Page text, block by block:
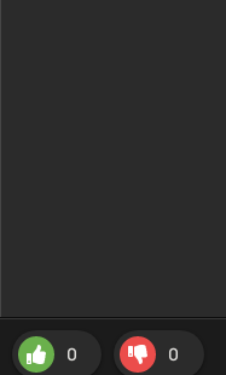
0 0